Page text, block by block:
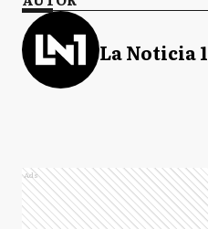
La Noticia 1
Ads